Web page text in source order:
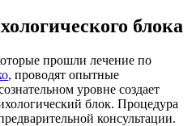
блока
прошли лечение по
, проводят опытные
уровне создает
блок. Процедура
консультации.